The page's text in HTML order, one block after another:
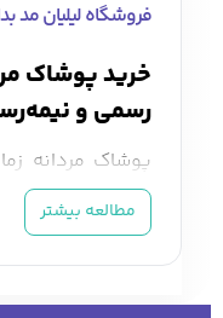
فروشگاه لیلیان مد
خرید پوشاک
رسمی و
پوشاک مردانه
خواهد بود که
موقعیت
هماهنگ باشد.
روزمره، پیراهنی
مطالعه بیشتر